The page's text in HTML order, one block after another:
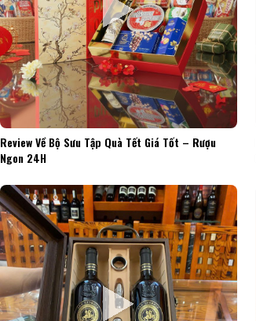
Review Về Bộ Sưu Tập Quà Tết Giá Tốt – Rượu
Ngon 24H